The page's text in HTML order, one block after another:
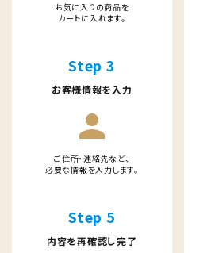
お気に入りの商品を
カートに入れます。
Step 3
お客様情報を入力
person
ご住所・連絡先など、
必要な情報を入力します。
Step 5
内容を再確認し完了